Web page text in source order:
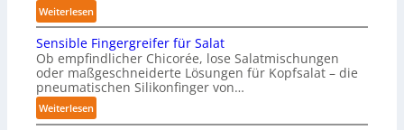
Weiterlesen:
M
a
g
a
z
i
Sensible Fingergreifer für Salat
Ob empfindlicher Chicorée, lose Salatmischungen
oder maßgeschneiderte Lösungen für Kopfsalat – die
pneumatischen Silikonfinger von…
Weiterlesen:
S